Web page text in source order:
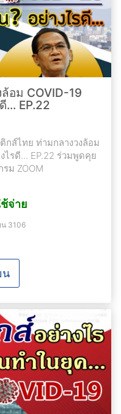
อม COVID-19
... EP.22
กส์ไทย ท่ามกลางวงล้อม
ไรดี... EP.22 ร่วมพูดคุย
ม ZOOM
จ่าย
น 3106
น